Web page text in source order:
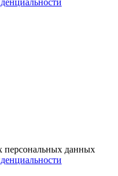
персональных данных